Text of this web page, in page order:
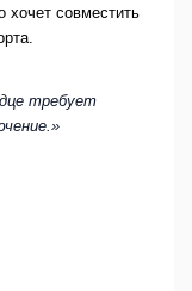
хочет совместить
требует